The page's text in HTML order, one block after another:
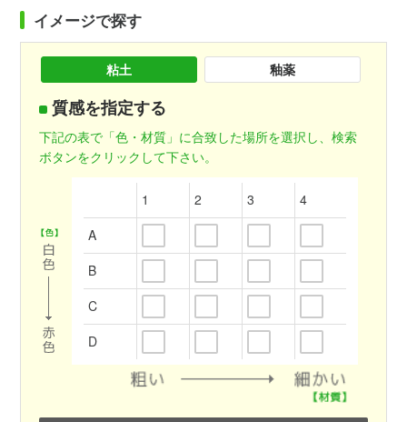
イメージで探す
粘土 釉薬
質感を指定する
下記の表で「色・材質」に合致した場所を選択し、検索
ボタンをクリックして下さい。
1 2 3
4
A
B
C
D